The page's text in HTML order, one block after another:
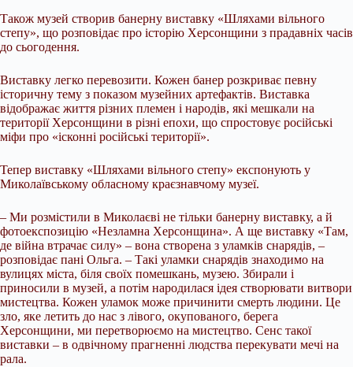
Також музей створив банерну виставку «Шляхами вільного
степу», що розповідає про історію Херсонщини з прадавніх часів
до сьогодення.
Виставку легко перевозити. Кожен банер розкриває певну
історичну тему з показом музейних артефактів. Виставка
відображає життя різних племен і народів, які мешкали на
території Херсонщини в різні епохи, що спростовує російські
міфи про «ісконні російські території».
Тепер виставку «Шляхами вільного степу» експонують у
Миколаївському обласному краєзнавчому музеї.
– Ми розмістили в Миколаєві не тільки банерну виставку, а й
фотоекспозицію «Незламна Херсонщина». А ще виставку «Там,
де війна втрачає силу» – вона створена з уламків снарядів, –
розповідає пані Ольга. – Такі уламки снарядів знаходимо на
вулицях міста, біля своїх помешкань, музею. Збирали і
приносили в музей, а потім народилася ідея створювати витвори
мистецтва. Кожен уламок може причинити смерть людини. Це
зло, яке летить до нас з лівого, окупованого, берега
Херсонщини, ми перетворюємо на мистецтво. Сенс такої
виставки – в одвічному прагненні людства перекувати мечі на
рала.